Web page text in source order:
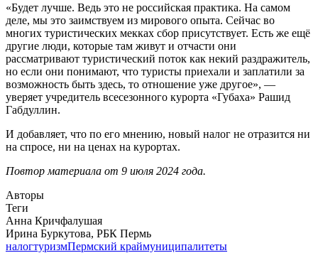
«Будет лучше. Ведь это не российская практика. На самом
деле, мы это заимствуем из мирового опыта. Сейчас во
многих туристических мекках сбор присутствует. Есть же ещё
другие люди, которые там живут и отчасти они
рассматривают туристический поток как некий раздражитель,
но если они понимают, что туристы приехали и заплатили за
возможность быть здесь, то отношение уже другое», —
уверяет учредитель всесезонного курорта «Губаха» Рашид
Габдуллин.
И добавляет, что по его мнению, новый налог не отразится ни
на спросе, ни на ценах на курортах.
Повтор материала от 9 июля 2024 года.
Авторы
Теги
Анна Кричфалушая
Ирина Буркутова, РБК Пермь
налогтуризмПермский краймуниципалитеты